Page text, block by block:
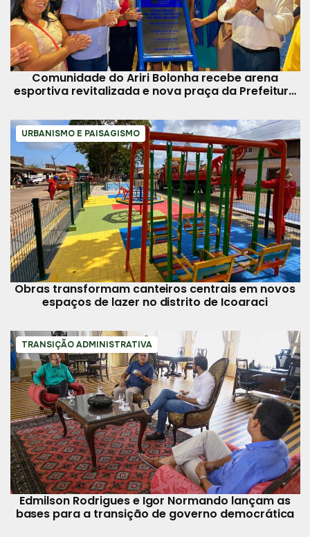
Comunidade do Ariri Bolonha recebe arena
esportiva revitalizada e nova praça da Prefeitura
URBANISMO E PAISAGISMO
Obras transformam canteiros centrais em novos
espaços de lazer no distrito de Icoaraci
TRANSIÇÃO ADMINISTRATIVA
Edmilson Rodrigues e Igor Normando lançam as
bases para a transição de governo democrática